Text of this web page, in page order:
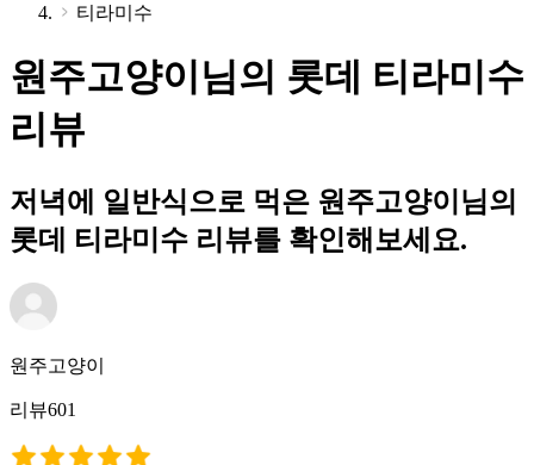
티라미수
원주고양이님의 롯데 티라미수
리뷰
저녁에 일반식으로 먹은 원주고양이님의
롯데 티라미수 리뷰를 확인해보세요.
원주고양이
리뷰601